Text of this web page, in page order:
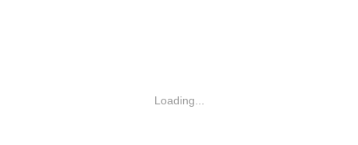
Loading...